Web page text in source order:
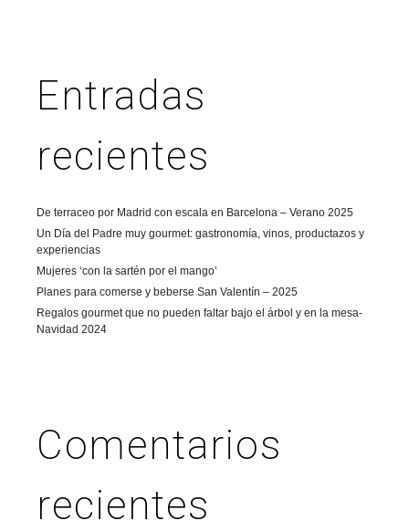
Entradas
recientes
De terraceo por Madrid con escala en Barcelona – Verano 2025
Un Día del Padre muy gourmet: gastronomía, vinos, productazos y
experiencias
Mujeres ‘con la sartén por el mango’
Planes para comerse y beberse San Valentín – 2025
Regalos gourmet que no pueden faltar bajo el árbol y en la mesa-
Navidad 2024
Comentarios
recientes